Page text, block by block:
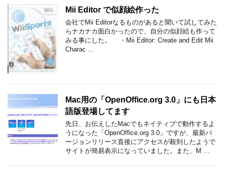
Mii Editor で似顔絵作った
会社でMii Editorなるものがあると聞いて試してみた
らナカナカ面白かったので、自分の似顔絵も作って
みる事にした。 ・Mii Editor: Create and Edit Mii
Charac …
Mac用の「OpenOffice.org 3.0」にも日本
語版登場してます
先日、お伝えしたMacでもネイティブで動作するよ
うになった「OpenOffice.org 3.0」ですが、最新バ
ージョンリリース直後にアクセスが殺到したようで
サイトが簡易表示になっていました。また、M …